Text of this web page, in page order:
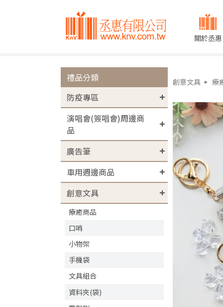
關於丞惠
禮品分類
防疫專區
演唱會(簽唱會)周邊商
品
廣告筆
車用週邊商品
創意文具
療癒商品
口哨
小物架
手機袋
文具組合
資料夾(袋)
創意文具 療